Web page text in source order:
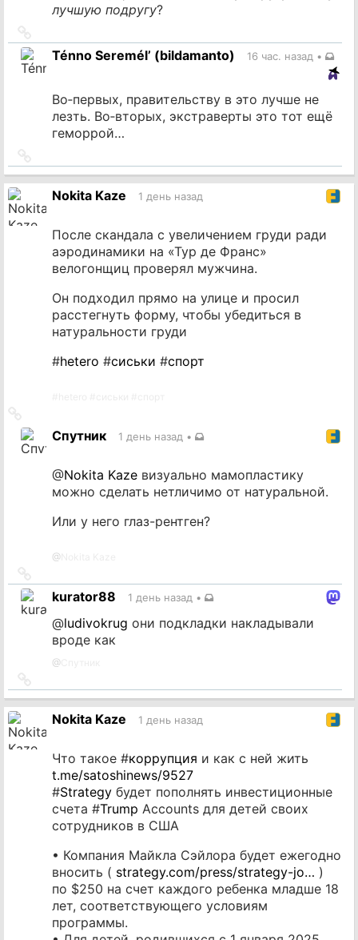
лучшую подругу?
на
источник
Ténno Seremél’ (bildamanto) 16 час. назад •
Во‐первых, правительству в это лучше не
лезть. Во‐вторых, экстраверты это тот ещё
геморрой…
на
источник
Nokita Kaze 1 день назад
После скандала с увеличением груди ради
аэродинамики на «Тур де Франс»
велогонщиц проверял мужчина.
Он подходил прямо на улице и просил
расстегнуть форму, чтобы убедиться в
натуральности груди
#hetero #сиськи #спорт
на
источникСпутник 1 день назад •
@Nokita Kaze визуально мамопластику
можно сделать нетличимо от натуральной.
Или у него глаз-рентген?
@
на
источник
kurator88 1 день назад •
@ludivokrug они подкладки накладывали
вроде как
@
на
источник
Nokita Kaze 1 день назад
Что такое #коррупция и как с ней жить
t.me/satoshinews/9527
#Strategy будет пополнять инвестиционные
счета #Trump Accounts для детей своих
сотрудников в США
• Компания Майкла Сэйлора будет ежегодно
вносить ( strategy.com/press/strategy-jo… )
по $250 на счет каждого ребенка младше 18
лет, соответствующего условиям
программы.